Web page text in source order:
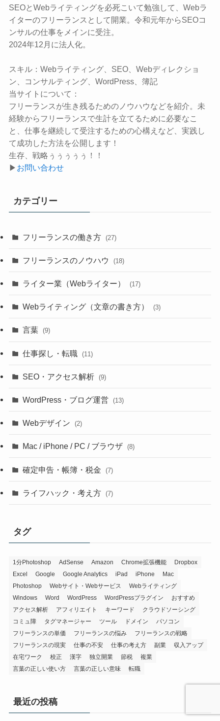
SEOとWebライティングを必死こいて勉強して、Webラ
イターのフリーランスとして開業。令和元年からSEOコ
ンサルの仕事をメインに受注。
2024年12月に法人化。
スキル： Webライティング、SEO、Webディレクショ
ン、コンサルティング、WordPress、簿記
当サイトについて：
フリーランスが生き残るためのノウハウなどを紹介。未
経験からフリーランスで生計を立てるために必要なこ
と、仕事を継続して受注するための心構えなど、実践し
て成功した方法を公開します！
生存、戦略ぅぅぅぅぅ！！
▶ お問い合わせ
カテゴリー
フリーランスの働き方 (27)
フリーランスのノウハウ (18)
ライター業（Webライター） (17)
Webライティング（文章の書き方） (3)
言葉 (9)
仕事探し・転職 (11)
SEO・アクセス解析 (9)
WordPress・ブログ運営 (13)
Webデザイン (2)
Mac / iPhone / PC / ブラウザ (8)
確定申告・帳簿・税金 (7)
ライフハック・考え方 (7)
タグ
1分Photoshop AdSense Amazon Chrome拡張機能
Dropbox
Excel
Google Google Analytics iPad iPhone
Mac
Photoshop
Webサイト・Webサービス
Webライティング
Windows
Word WordPress WordPressプラグイン
おすすめ
アクセス解析
アフィリエイト キーワード
クラウドソーシング
コミュ障
タグマネージャー ツール ドメイン
パソコン
フリーランスの単価
フリーランスの悩み
フリーランスの戦略
フリーランスの現実
仕事の不安 仕事の考え方 副業
収入アップ
在宅ワーク
校正 漢字 独立開業 節税
複業
言葉の正しい使い方
言葉の正しい意味 転職
最近の投稿